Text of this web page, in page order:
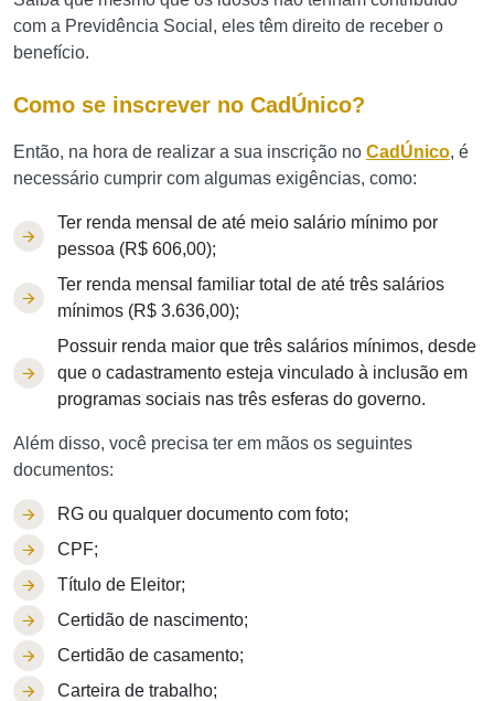
com a Previdência Social, eles têm direito de receber o
benefício.
Como se inscrever no CadÚnico?
Então, na hora de realizar a sua inscrição no CadÚnico, é
necessário cumprir com algumas exigências, como:
Ter renda mensal de até meio salário mínimo por
pessoa (R$ 606,00);
Ter renda mensal familiar total de até três salários
mínimos (R$ 3.636,00);
Possuir renda maior que três salários mínimos, desde
que o cadastramento esteja vinculado à inclusão em
programas sociais nas três esferas do governo.
Além disso, você precisa ter em mãos os seguintes
documentos:
RG ou qualquer documento com foto;
CPF;
Título de Eleitor;
Certidão de nascimento;
Certidão de casamento;
Carteira de trabalho;